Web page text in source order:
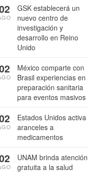
GSK establecerá un
nuevo centro de
investigación y
desarrollo en Reino
Unido
México comparte con
Brasil experiencias en
preparación sanitaria
para eventos masivos
Estados Unidos activa
aranceles a
medicamentos
UNAM brinda atención
gratuita a la salud